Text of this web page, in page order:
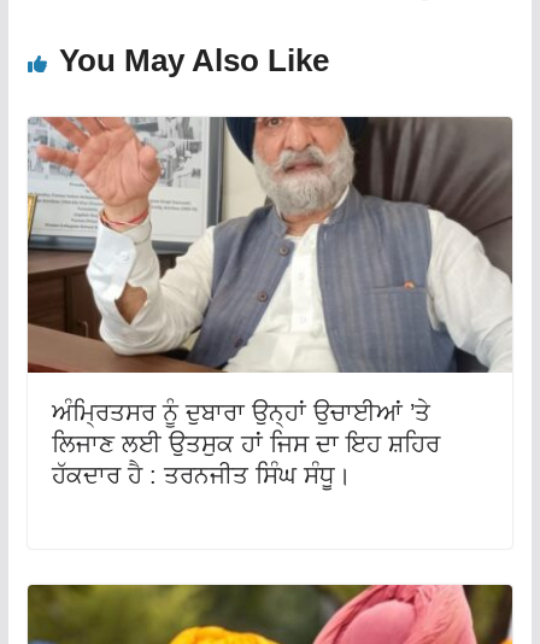
You May Also Like
ਅੰਮ੍ਰਿਤਸਰ ਨੂੰ ਦੁਬਾਰਾ ਉਨ੍ਹਾਂ ਉਚਾਈਆਂ ’ਤੇ
ਲਿਜਾਣ ਲਈ ਉਤਸੁਕ ਹਾਂ ਜਿਸ ਦਾ ਇਹ ਸ਼ਹਿਰ
ਹੱਕਦਾਰ ਹੈ : ਤਰਨਜੀਤ ਸਿੰਘ ਸੰਧੂ।